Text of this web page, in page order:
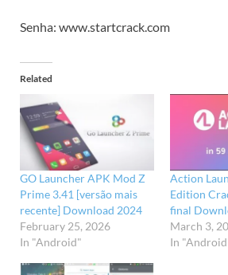
Senha: www.startcrack.com
Related
GO Launcher APK Mod Z
Prime 3.41 [versão mais
recente] Download 2024
February 25, 2026
In "Android"
Action
Edition
final
March 3,
In